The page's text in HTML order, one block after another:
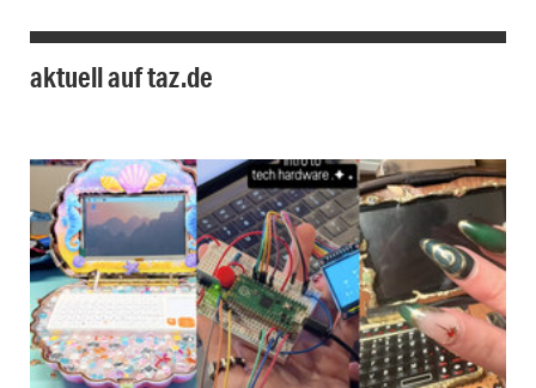
aktuell auf taz.de